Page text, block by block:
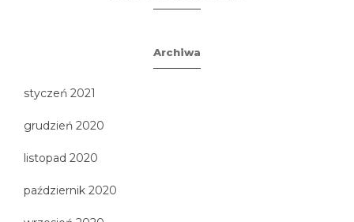
Archiwa
styczeń 2021
grudzień 2020
listopad 2020
październik 2020